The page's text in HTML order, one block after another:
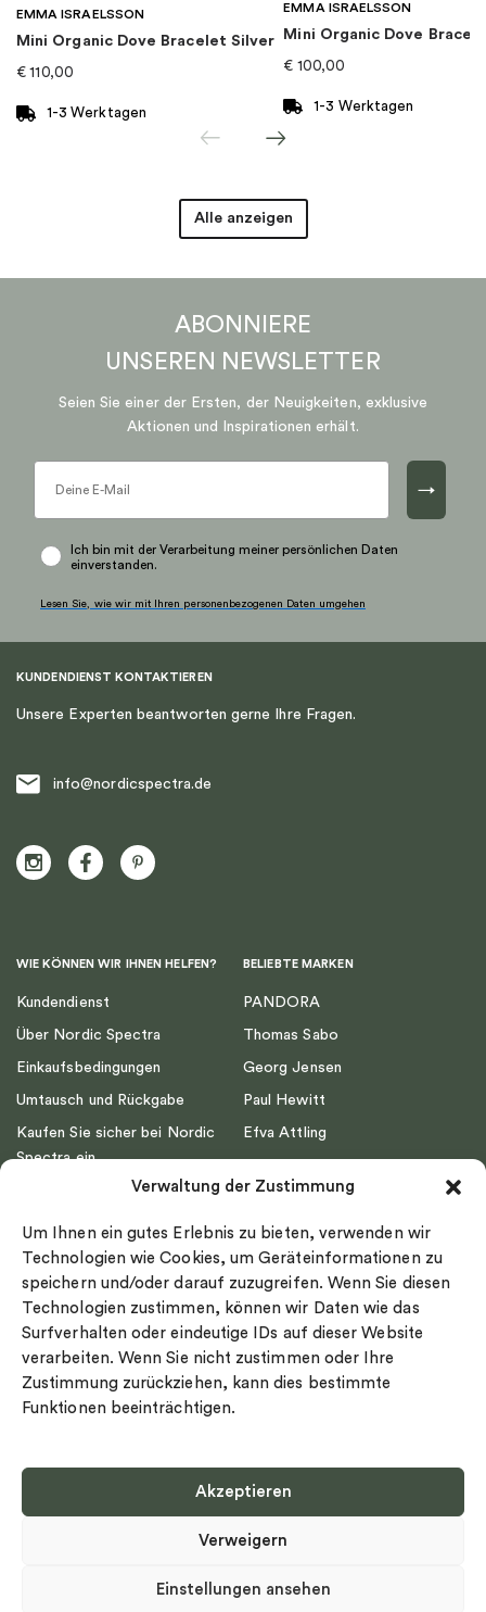
Verwaltung der Zustimmung
Um Ihnen ein gutes Erlebnis zu bieten, verwenden wir
Technologien wie Cookies, um Geräteinformationen zu
speichern und/oder darauf zuzugreifen. Wenn Sie diesen
Technologien zustimmen, können wir Daten wie das
Surfverhalten oder eindeutige IDs auf dieser Website
verarbeiten. Wenn Sie nicht zustimmen oder Ihre
Zustimmung zurückziehen, kann dies bestimmte
Funktionen beeinträchtigen.
Akzeptieren
Verweigern
Einstellungen ansehen
Marke:
EMMA ISRAELSSON
Mini Organic Dove Bracelet Silver
€ 110,00
1-3 Werktagen
EMMA ISRAELSSON
Mini Organic Dove
€ 100,00
1-3 Werktagen
Alle anzeigen
ABONNIERE
UNSEREN NEWSLETTER
Seien Sie einer der Ersten, der Neuigkeiten, exklusive
Aktionen und Inspirationen erhält.
→
Ich bin mit der Verarbeitung meiner persönlichen Daten
einverstanden.
Lesen Sie, wie wir mit Ihren personenbezogenen Daten umgehen
KUNDENDIENST KONTAKTIEREN
Unsere Experten beantworten gerne Ihre Fragen.
info@nordicspectra.de
WIE KÖNNEN WIR IHNEN HELFEN?
Kundendienst
Über Nordic Spectra
Einkaufsbedingungen
Umtausch und Rückgabe
Kaufen Sie sicher bei Nordic
Spectra ein
Impressum
Ringgröße
Widerrufsrecht
Cookie-policy
Sekretesspolicy
BELIEBTE MARKEN
PANDORA
Thomas Sabo
Georg Jensen
Paul Hewitt
Efva Attling
Drakenberg Sjölin
Nordic Spectra
Select country
Datenschutz-Bestimmungen
Urheberrecht 2026 Nordic Spectra Alle Rechte vorbehalten